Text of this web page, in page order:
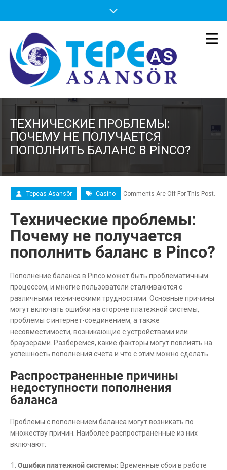
ТЕХНИЧЕСКИЕ ПРОБЛЕМЫ:
ПОЧЕМУ НЕ ПОЛУЧАЕТСЯ
ПОПОЛНИТЬ БАЛАНС В PINCO?
Tepeas Asansör Casino Comments Are Off For This Post.
Технические проблемы:
Почему не получается
пополнить баланс в Pinco?
Пополнение баланса в Pinco может быть проблематичным
процессом, и многие пользователи сталкиваются с
различными техническими трудностями. Основные причины
могут включать ошибки на стороне платежной системы,
проблемы с интернет-соединением, а также
несовместимости, возникающие с устройствами или
браузерами. Разберемся, какие факторы могут повлиять на
успешность пополнения счета и что с этим можно сделать.
Распространенные причины
недоступности пополнения
баланса
Проблемы с пополнением баланса могут возникать по
множеству причин. Наиболее распространенные из них
включают:
Ошибки платежной системы: Временные сбои в работе